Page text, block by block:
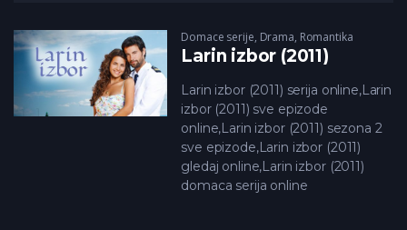
Domace serije, Drama, Romantika
Larin izbor (2011)
Larin izbor (2011) serija online,Larin
izbor (2011) sve epizode
online,Larin izbor (2011) sezona 2
sve epizode,Larin izbor (2011)
gledaj online,Larin izbor (2011)
domaca serija online